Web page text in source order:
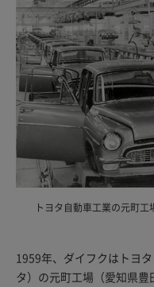
トヨタ自動車工業の元町
1959年、ダイフクはトヨ
タ）の元町工場（愛知県豊